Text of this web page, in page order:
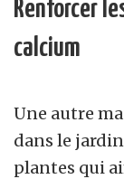
Renforcer
calcium
Une autre
dans le
plantes qui